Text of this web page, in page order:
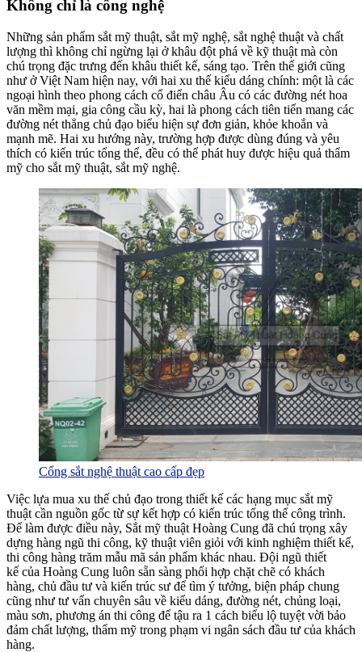
Không chỉ là công nghệ
Những sản phẩm sắt mỹ thuật, sắt mỹ nghệ, sắt nghệ thuật và chất
lượng thì không chỉ ngừng lại ở khâu đột phá về kỹ thuật mà còn
chú trọng đặc trưng đến khâu thiết kế, sáng tạo. Trên thế giới cũng
như ở Việt Nam hiện nay, với hai xu thế kiểu dáng chính: một là các
ngoại hình theo phong cách cổ điển châu Âu có các đường nét hoa
văn mềm mại, gia công cầu kỳ, hai là phong cách tiên tiến mang các
đường nét thẳng chủ đạo biểu hiện sự đơn giản, khỏe khoắn và
mạnh mẽ. Hai xu hướng này, trường hợp được dùng đúng và yêu
thích có kiến trúc tổng thể, đều có thể phát huy được hiệu quả thẩm
mỹ cho sắt mỹ thuật, sắt mỹ nghệ.
Cổng sắt nghệ thuật cao cấp đẹp
Việc lựa mua xu thế chủ đạo trong thiết kế các hạng mục sắt mỹ
thuật cần nguồn gốc từ sự kết hợp có kiến trúc tổng thể công trình.
Để làm được điều này, Sắt mỹ thuật Hoàng Cung đã chú trọng xây
dựng hàng ngũ thi công, kỹ thuật viên giỏi với kinh nghiệm thiết kế,
thi công hàng trăm mẫu mã sản phẩm khác nhau. Đội ngũ thiết
kế của Hoàng Cung luôn sẵn sàng phối hợp chặt chẽ có khách
hàng, chủ đầu tư và kiến trúc sư để tìm ý tưởng, biện pháp chung
cũng như tư vấn chuyên sâu về kiểu dáng, đường nét, chủng loại,
màu sơn, phương án thi công để tậu ra 1 cách biểu lộ tuyệt vời bảo
đảm chất lượng, thẩm mỹ trong phạm vi ngân sách đầu tư của khách
hàng.